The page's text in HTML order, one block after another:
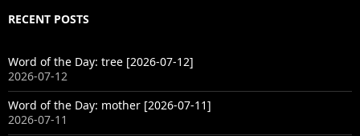
RECENT POSTS
Word of the Day: tree [2026-07-12]
2026-07-12
Word of the Day: mother [2026-07-11]
2026-07-11